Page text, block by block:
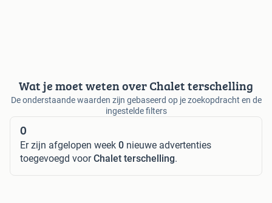
Wat je moet weten over Chalet terschelling
De onderstaande waarden zijn gebaseerd op je zoekopdracht en de
ingestelde filters
0
Er zijn afgelopen week 0 nieuwe advertenties
toegevoegd voorChalet terschelling.